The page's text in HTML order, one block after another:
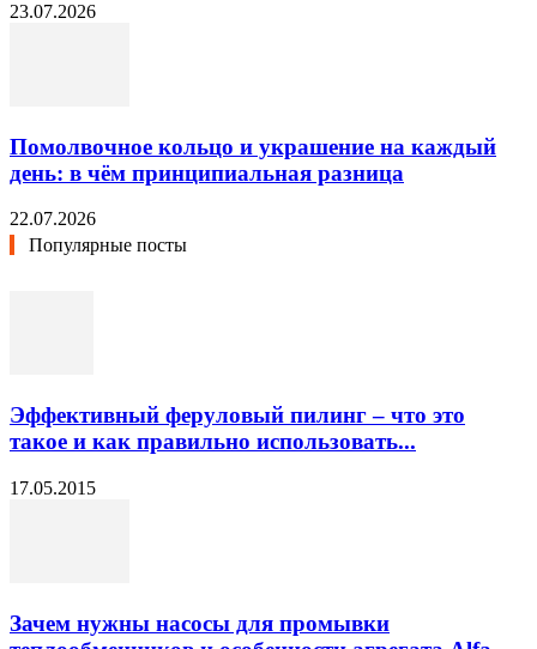
23.07.2026
Помолвочное кольцо и украшение на каждый
день: в чём принципиальная разница
22.07.2026
Популярные посты
Эффективный феруловый пилинг – что это
такое и как правильно использовать...
17.05.2015
Зачем нужны насосы для промывки